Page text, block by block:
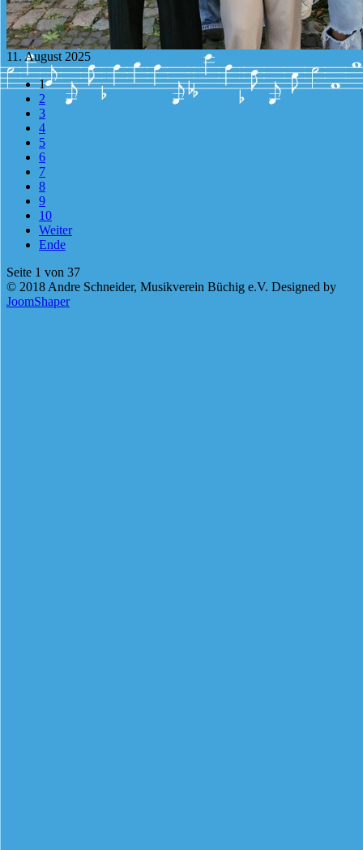
11. August 2025
1
2
3
4
5
6
7
8
9
10
Weiter
Ende
Seite 1 von 37
© 2018 Andre Schneider, Musikverein Büchig e.V. Designed by
JoomShaper